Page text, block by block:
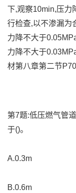
下,观察10min,压力
行检查,以不渗漏为
力降不大于
力降不大于
材第八章第二节P70
第7题:低压燃气管
于()。
A.0.3m
B.0.6m